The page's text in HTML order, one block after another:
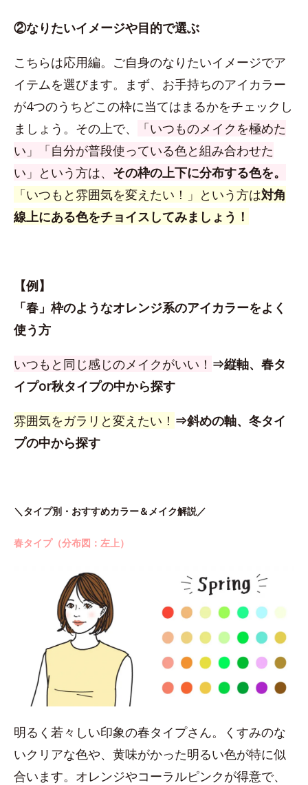
②なりたいイメージや目的で選ぶ
こちらは応用編。ご自身のなりたいイメージでア
イテムを選びます。まず、お手持ちのアイカラー
が4つのうちどこの枠に当てはまるかをチェックし
ましょう。その上で、
「いつものメイクを極めた
い」「自分が普段使っている色と組み合わせた
い」という方は、 その枠の上下に分布する色を。
「いつもと雰囲気を変えたい！」という方は対角
線上にある色をチョイスしてみましょう！
【例】
「春」枠のようなオレンジ系のアイカラーをよく
使う方
いつもと同じ感じのメイクがいい！ ⇒縦軸、春タ
イプor秋タイプの中から探す
雰囲気をガラリと変えたい！ ⇒斜めの軸、冬タイ
プの中から探す
＼タイプ別・おすすめカラー＆メイク解説／
春タイプ（分布図：左上）
明るく若々しい印象の春タイプさん。くすみのな
いクリアな色や、黄味がかった明るい色が特に似
合います。オレンジやコーラルピンクが得意で、